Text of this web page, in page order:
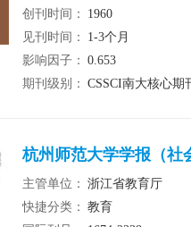
创刊时间：
1960
见刊时间：
1-3个月
影响因子： 0.653
期刊级别： CSSCI南大核心期刊 北大核心期
杭州师范大学学报（社
主管单位： 浙江省教育厅
快捷分类： 教育